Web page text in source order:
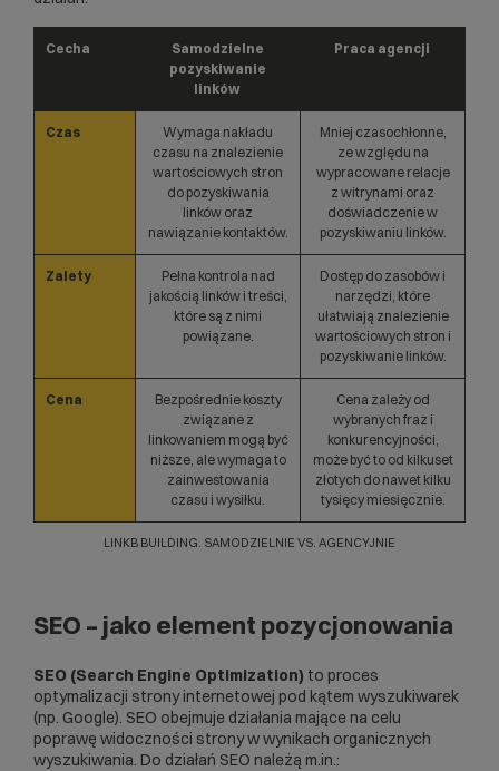
Cecha
Samodzielne
pozyskiwanie
linków
Praca agencji
Czas
Wymaga nakładu
czasu na znalezienie
wartościowych stron
do pozyskiwania
linków oraz
nawiązanie kontaktów.
Mniej czasochłonne,
ze względu na
wypracowane relacje
z witrynami oraz
doświadczenie w
pozyskiwaniu linków.
Zalety
Pełna kontrola nad
jakością linków i treści,
które są z nimi
powiązane.
Dostęp do zasobów i
narzędzi, które
ułatwiają znalezienie
wartościowych stron i
pozyskiwanie linków.
Cena
Bezpośrednie koszty
związane z
linkowaniem mogą być
niższe, ale wymaga to
zainwestowania
czasu i wysiłku.
Cena zależy od
wybranych fraz i
konkurencyjności,
może być to od kilkuset
złotych do nawet kilku
tysięcy miesięcznie.
LINKB BUILDING. SAMODZIELNIE VS. AGENCYJNIE
SEO – jako element pozycjonowania
SEO (Search Engine Optimization) to proces
optymalizacji strony internetowej pod kątem wyszukiwarek
(np. Google). SEO obejmuje działania mające na celu
poprawę widoczności strony w wynikach organicznych
wyszukiwania. Do działań SEO należą m.in.: